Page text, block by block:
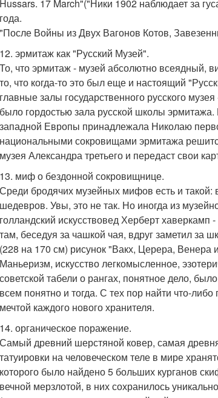
Hussars. 17 March"("Ники 1902 наблюдает за
года.
"После Войны из Двух Вагонов Котов,
12. эрмитаж как "Русский Музей".
То, что эрмитаж - музей абсолютно всеядный,
то, что когда-то это был еще и настоящий
главные залы государственного русского
было гордостью зала русской школы
западной Европы принадлежала Николаю
национальными сокровищами эрмитажа
музея Александра третьего и передаст свои
13. миф о бездонной сокровищнице.
Среди бродячих музейных мифов есть и
шедевров. Увы, это не так. Но иногда из
голландский искусствовед Херберт
там, беседуя за чашкой чая, вдруг заметил за
(228 на 170 см) рисунок "Вакх, Церера, Венера
Маньеризм, искусство легкомысленное,
советской табели о рангах, понятное дело,
всем понятно и тогда. С тех пор найти что-
мечтой каждого нового хранителя.
14. органическое поражение.
Самый древний шерстяной ковер, самая
татуировки на человеческом теле в мире
которого было найдено 5 больших курганов
вечной мерзлотой, в них сохранилось